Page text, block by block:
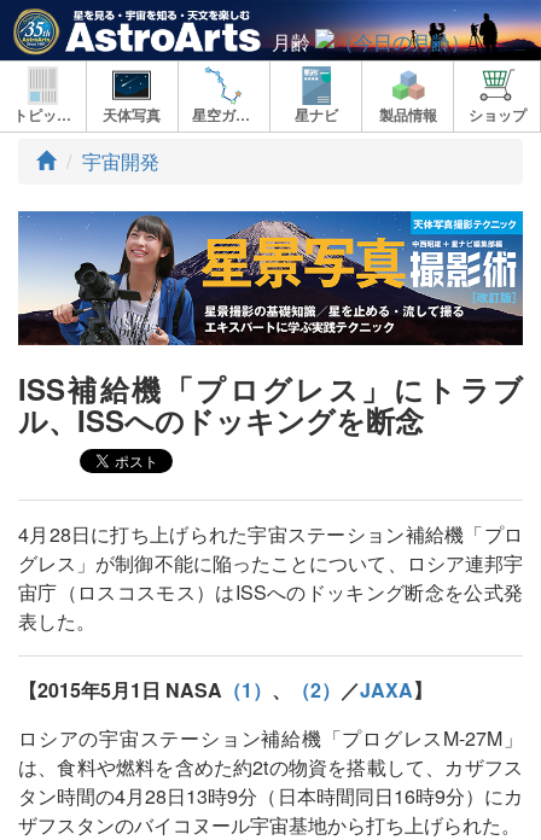
月齢
トピックス 天体写真 星空ガイド 星ナビ 製品情報 ショップ
ト
プ
宇宙開発
ISS補給機「プログレス」にトラブ
ル、ISSへのドッキングを断念
4月28日に打ち上げられた宇宙ステーション補給機「プロ
グレス」が制御不能に陥ったことについて、ロシア連邦宇
宙庁（ロスコスモス）はISSへのドッキング断念を公式発
表した。
【2015年5月1日 NASA （1） 、 （2） ／JAXA】
ロシアの宇宙ステーション補給機「プログレスM-27M」
は、食料や燃料を含めた約2tの物資を搭載して、カザフス
タン時間の4月28日13時9分（日本時間同日16時9分）にカ
ザフスタンのバイコヌール宇宙基地から打ち上げられた。